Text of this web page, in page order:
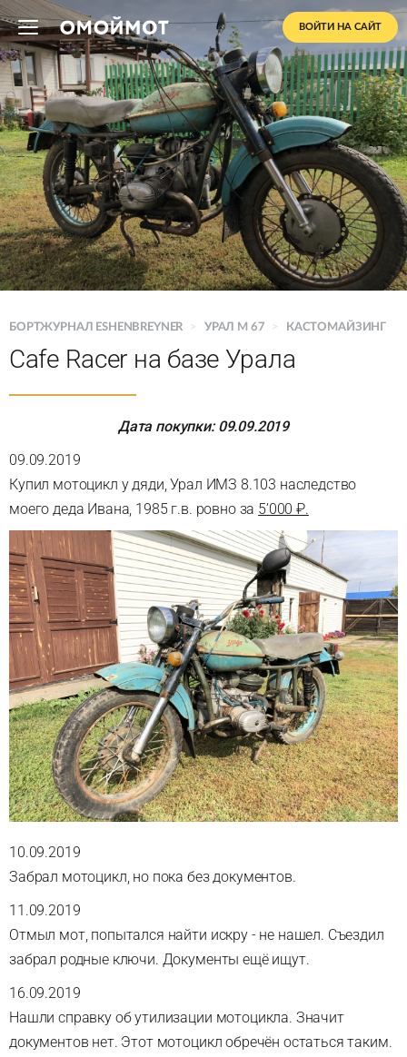
ВОЙТИ НА САЙТ
БОРТЖУРНАЛ ESHENBREYNER > УРАЛ M 67 > КАСТОМАЙЗИНГ
Cafe Racer на базе Урала
Дата покупки: 09.09.2019
09.09.2019
Купил мотоцикл у дяди, Урал ИМЗ 8.103 наследство
моего деда Ивана, 1985 г.в. ровно за 5’000 ₽.
10.09.2019
Забрал мотоцикл, но пока без документов.
11.09.2019
Отмыл мот, попытался найти искру - не нашел. Съездил
забрал родные ключи. Документы ещё ищут.
16.09.2019
Нашли справку об утилизации мотоцикла. Значит
документов нет. Этот мотоцикл обречён остаться таким.